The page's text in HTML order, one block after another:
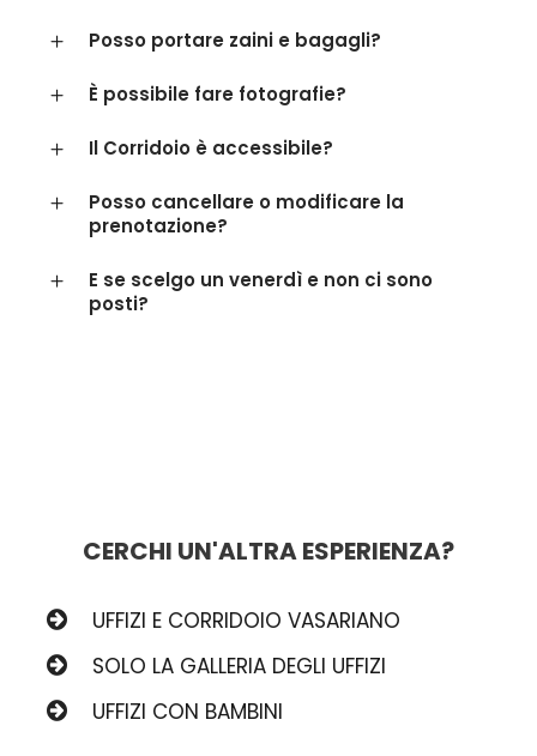
Posso portare zaini e bagagli?
È possibile fare fotografie?
Il Corridoio è accessibile?
Posso cancellare o modificare la
prenotazione?
E se scelgo un venerdì e non ci sono
posti?
CERCHI UN'ALTRA ESPERIENZA?
UFFIZI E CORRIDOIO VASARIANO
SOLO LA GALLERIA DEGLI UFFIZI
UFFIZI CON BAMBINI